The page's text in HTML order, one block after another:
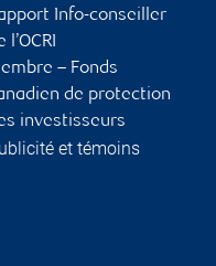
Info-conseiller
l’OCRI
– Fonds
de protection
investisseurs
et témoins